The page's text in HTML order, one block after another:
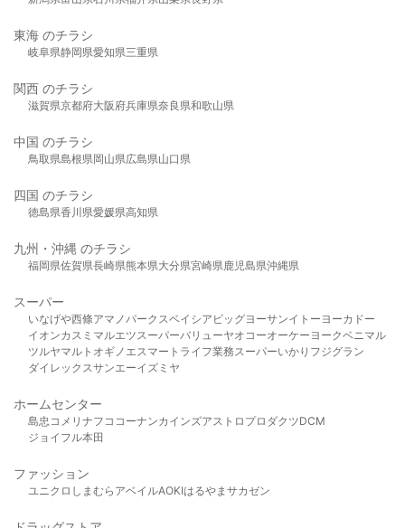
東海 のチラシ
岐阜県静岡県愛知県三重県
関西 のチラシ
滋賀県京都府大阪府兵庫県奈良県和歌山県
中国 のチラシ
鳥取県島根県岡山県広島県山口県
四国 のチラシ
徳島県香川県愛媛県高知県
九州・沖縄 のチラシ
福岡県佐賀県長崎県熊本県大分県宮崎県鹿児島県沖縄県
スーパー
いなげや西條アマノパークスベイシア ビッグヨーサンイトーヨーカドー
イオンカスミ マルエツスーパーバリューヤオコーオーケー ヨークベニマル
ツルヤマルト オギノ エスマート ライフ業務スーパーいかり フジグラン
ダイレックスサンエーイズミヤ
ホームセンター
島忠 コメリ ナフコ コーナンカインズアストロプロダクツDCM
ジョイフル本田
ファッション
ユニクロ しまむら アベイルAOKIはるやま サカゼン